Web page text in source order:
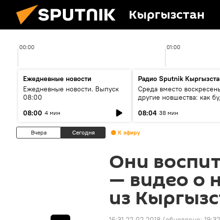
Кыргызстан
00:00 01:00
Ежедневные новости
Ежедневные новости. Выпуск
08:00
08:00 4 мин
Радио Sputnik
Среда вместо
другие новшества: как
08:04 38 мин
Вчера Сегодня К эфиру
Они
— видео о
из